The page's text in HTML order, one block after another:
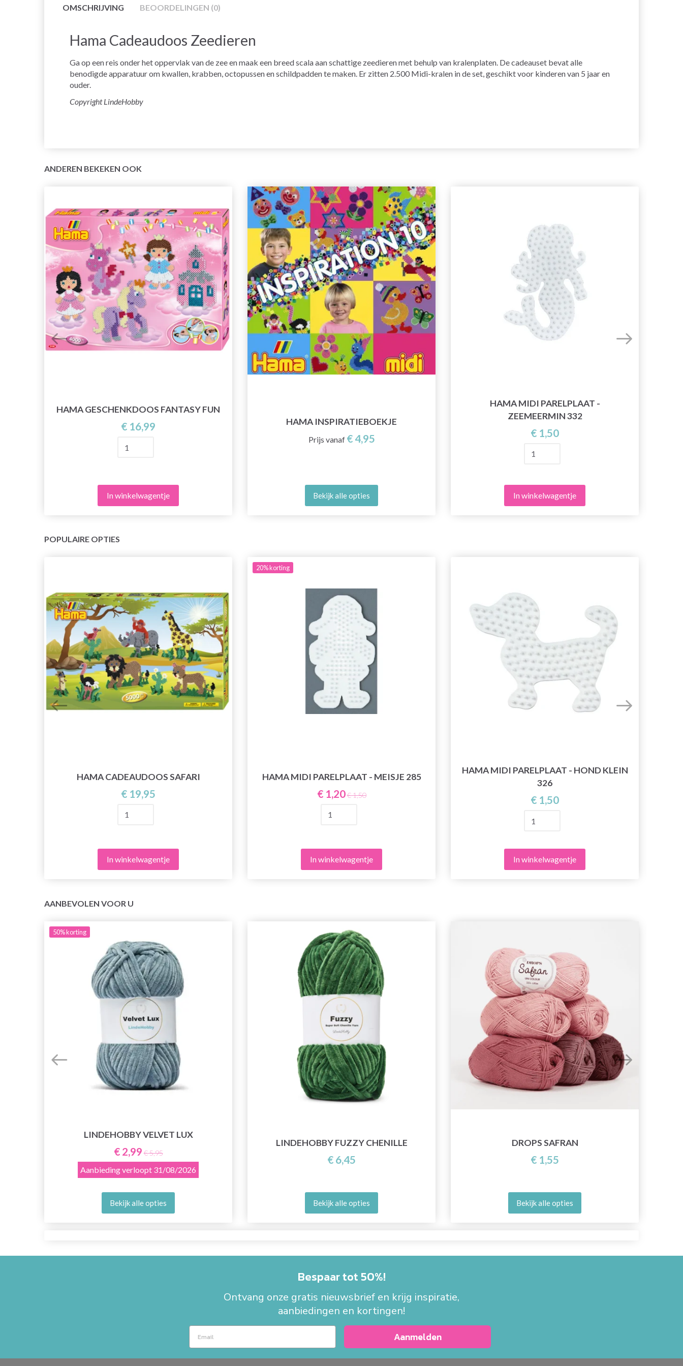
OMSCHRIJVING BEOORDELINGEN (0)
Hama Cadeaudoos Zeedieren
Ga op een reis onder het oppervlak van de zee en maak een breed scala aan schattige zeedieren met behulp van kralenplaten. De cadeauset bevat alle
benodigde apparatuur om kwallen, krabben, octopussen en schildpadden te maken. Er zitten 2.500 Midi-kralen in de set, geschikt voor kinderen van 5 jaar en
ouder.
Copyright LindeHobby
ANDEREN BEKEKEN OOK
HAMA GESCHENKDOOS FANTASY FUN
€ 16,99
In winkelwagentje
HAMA INSPIRATIEBOEKJE
Prijs vanaf € 4,95
Bekijk alle opties
HAMA MIDI PARELPLAAT -
ZEEMEERMIN 332
€ 1,50
In winkelwagentje
POPULAIRE OPTIES
HAMA CADEAUDOOS SAFARI
€ 19,95
In winkelwagentje
20%korting
HAMA MIDI PARELPLAAT - MEISJE 285
€ 1,20€ 1,50
In winkelwagentje
HAMA MIDI PARELPLAAT - HOND KLEIN
326
€ 1,50
In winkelwagentje
AANBEVOLEN VOOR U
50%korting
LINDEHOBBY VELVET LUX
€ 2,99 € 5,95
Aanbieding verloopt 31/08/2026
Bekijk alle opties
LINDEHOBBY FUZZY CHENILLE
€ 6,45
Bekijk alle opties
DROPS SAFRAN
€ 1,55
Bekijk alle opties
Bespaar tot 50%!
Ontvang onze gratis nieuwsbrief en krijg inspiratie,
aanbiedingen en kortingen!
Aanmelden